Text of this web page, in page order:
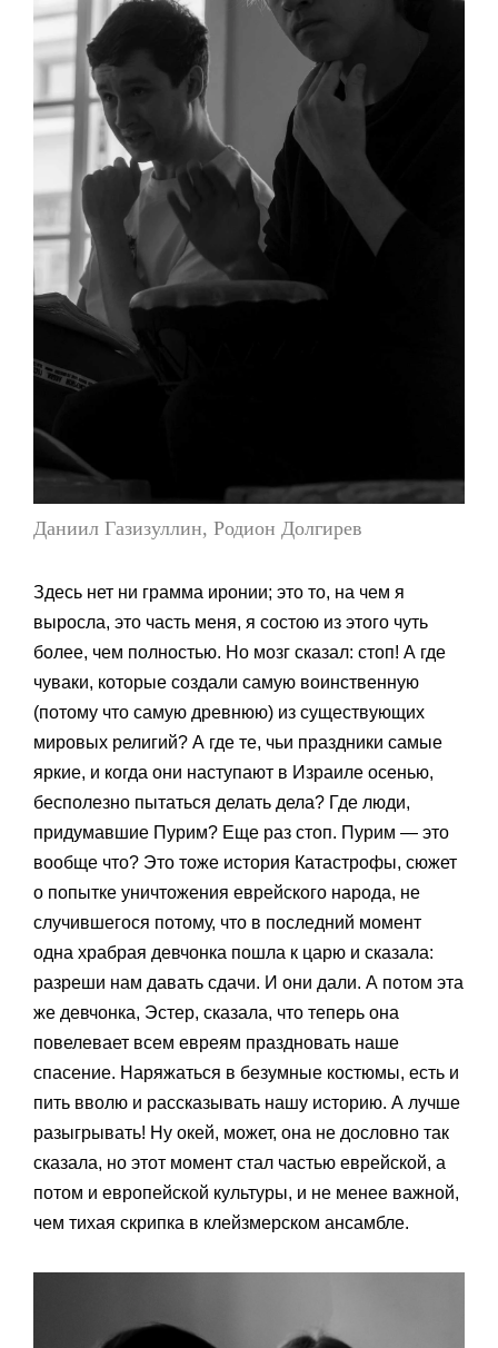
Даниил Газизуллин, Родион Долгирев
Здесь нет ни грамма иронии; это то, на чем я
выросла, это часть меня, я состою из этого чуть
более, чем полностью. Но мозг сказал: стоп! А где
чуваки, которые создали самую воинственную
(потому что самую древнюю) из существующих
мировых религий? А где те, чьи праздники самые
яркие, и когда они наступают в Израиле осенью,
бесполезно пытаться делать дела? Где люди,
придумавшие Пурим? Еще раз стоп. Пурим — это
вообще что? Это тоже история Катастрофы, сюжет
о попытке уничтожения еврейского народа, не
случившегося потому, что в последний момент
одна храбрая девчонка пошла к царю и сказала:
разреши нам давать сдачи. И они дали. А потом эта
же девчонка, Эстер, сказала, что теперь она
повелевает всем евреям праздновать наше
спасение. Наряжаться в безумные костюмы, есть и
пить вволю и рассказывать нашу историю. А лучше
разыгрывать! Ну окей, может, она не дословно так
сказала, но этот момент стал частью еврейской, а
потом и европейской культуры, и не менее важной,
чем тихая скрипка в клейзмерском ансамбле.